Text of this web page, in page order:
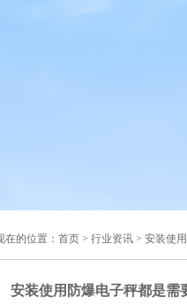
在的位置： 首页 > 行业资讯 > 安装使
安装使用防爆电子秤都是需